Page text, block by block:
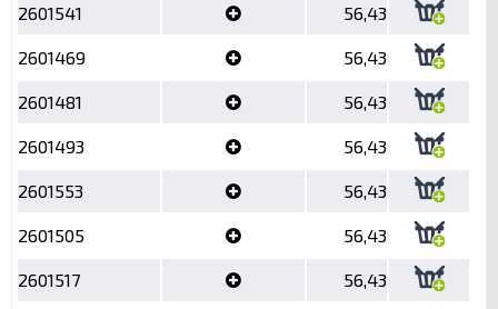
2601541 56,43
2601469 56,43
2601481 56,43
2601493 56,43
2601553 56,43
2601505 56,43
2601517 56,43